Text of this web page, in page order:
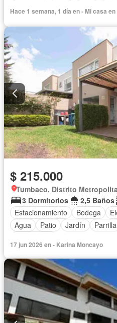
Garita de
Parcialmente amoblado
Hace 1 semana, 1 día en - Mi casa en
$ 215.000
Tumbaco, Distrito
3 Dormitorios
2,5 Baños
Estacionamiento
Bodega
Agua
Patio Jardín Parrilla
17 jun 2026 en - Karina Moncayo